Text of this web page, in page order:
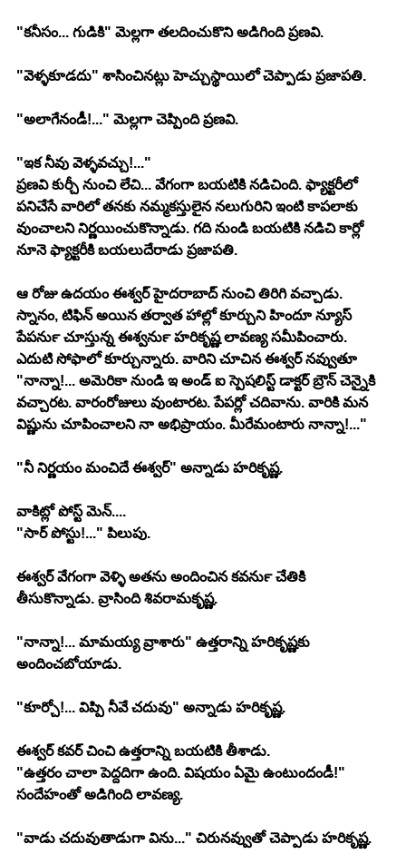
"కనీసం... గుడికి" మెల్లగా తలదించుకొని అడిగింది ప్రణవి.
"వెళ్ళకూడదు" శాసించినట్లు హెచ్చుస్థాయిలో చెప్పాడు ప్రజాపతి.
"అలాగేనండీ!..." మెల్లగా చెప్పింది ప్రణవి.
"ఇక నీవు వెళ్ళవచ్చు!..."
ప్రణవి కుర్చీ నుంచి లేచి... వేగంగా బయటికి నడిచింది. ఫ్యాక్టరీలో
పనిచేసే వారిలో తనకు నమ్మకస్తులైన నలుగురిని ఇంటి కాపలాకు
వుంచాలని నిర్ణయించుకొన్నాడు. గది నుండి బయటికి నడిచి కార్లో
నూనె ఫ్యాక్టరీకి బయలుదేరాడు ప్రజాపతి.
ఆ రోజు ఉదయం ఈశ్వర్ హైదరాబాద్ నుంచి తిరిగి వచ్చాడు.
స్నానం, టిఫిన్ అయిన తర్వాత హాల్లో కూర్చుని హిందూ న్యూస్
పేపర్‍ను చూస్తున్న ఈశ్వర్‍ను హరికృష్ణ లావణ్య సమీపించారు.
ఎదుటి సోఫాలో కూర్చున్నారు. వారిని చూచిన ఈశ్వర్ నవ్వుతూ
"నాన్నా!... అమెరికా నుండి ఇ అండ్ ఐ స్పెషలిస్ట్ డాక్టర్ బ్రౌన్ చెన్నైకి
వచ్చారట. వారంరోజులు వుంటారట. పేపర్లో చదివాను. వారికి మన
విష్ణును చూపించాలని నా అభిప్రాయం. మీరేమంటారు నాన్నా!..."
"నీ నిర్ణయం మంచిదే ఈశ్వర్" అన్నాడు హరికృష్ణ.
వాకిట్లో పోస్ట్ మెన్....
"సార్ పోస్టు!..." పిలుపు.
ఈశ్వర్ వేగంగా వెళ్ళి అతను అందించిన కవర్‍ను చేతికి
తీసుకొన్నాడు. వ్రాసింది శివరామకృష్ణ.
"నాన్నా!... మామయ్య వ్రాశారు" ఉత్తరాన్ని హరికృష్ణకు
అందించబోయాడు.
"కూర్చో!... విప్పి నీవే చదువు" అన్నాడు హరికృష్ణ.
ఈశ్వర్ కవర్ చించి ఉత్తరాన్ని బయటికి తీశాడు.
"ఉత్తరం చాలా పెద్దదిగా ఉంది. విషయం ఏమై ఉంటుందండీ!"
సందేహంతో అడిగింది లావణ్య.
"వాడు చదువుతాడుగా విను..." చిరునవ్వుతో చెప్పాడు హరికృష్ణ.